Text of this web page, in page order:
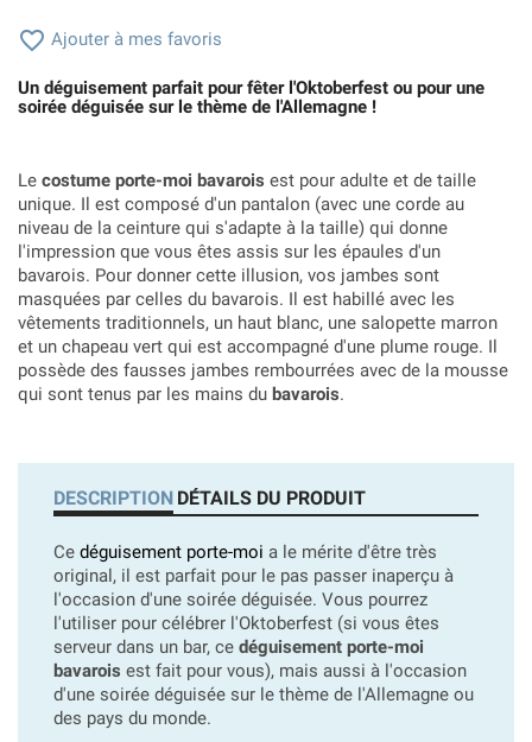
 Ajouter à mes favoris
Un déguisement parfait pour fêter l'Oktoberfest ou pour une
soirée déguisée sur le thème de l'Allemagne !
Le costume porte-moi bavarois est pour adulte et de taille
unique. Il est composé d'un pantalon (avec une corde au
niveau de la ceinture qui s'adapte à la taille) qui donne
l'impression que vous êtes assis sur les épaules d'un
bavarois. Pour donner cette illusion, vos jambes sont
masquées par celles du bavarois. Il est habillé avec les
vêtements traditionnels, un haut blanc, une salopette marron
et un chapeau vert qui est accompagné d'une plume rouge. Il
possède des fausses jambes rembourrées avec de la mousse
qui sont tenus par les mains du bavarois.
DESCRIPTION DÉTAILS DU PRODUIT
Ce déguisement porte-moi a le mérite d'être très
original, il est parfait pour le pas passer inaperçu à
l'occasion d'une soirée déguisée. Vous pourrez
l'utiliser pour célébrer l'Oktoberfest (si vous êtes
serveur dans un bar, ce déguisement porte-moi
bavarois est fait pour vous), mais aussi à l'occasion
d'une soirée déguisée sur le thème de l'Allemagne ou
des pays du monde.